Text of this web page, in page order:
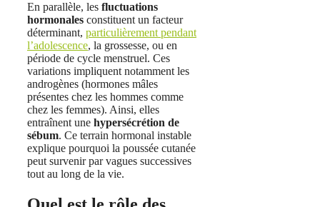
En parallèle, les fluctuations
hormonales constituent un facteur
déterminant, particulièrement pendant
l’adolescence, la grossesse, ou en
période de cycle menstruel. Ces
variations impliquent notamment les
androgènes (hormones mâles
présentes chez les hommes comme
chez les femmes). Ainsi, elles
entraînent une hypersécrétion de
sébum. Ce terrain hormonal instable
explique pourquoi la poussée cutanée
peut survenir par vagues successives
tout au long de la vie.